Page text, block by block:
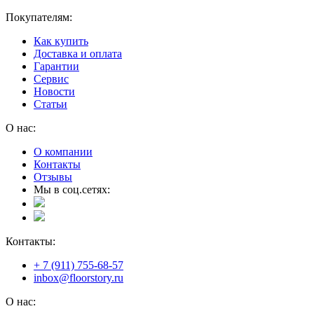
Покупателям:
Как купить
Доставка и оплата
Гарантии
Сервис
Новости
Статьи
О нас:
О компании
Контакты
Отзывы
Мы в соц.сетях:
Контакты:
+ 7 (911) 755-68-57
inbox@floorstory.ru
О нас: